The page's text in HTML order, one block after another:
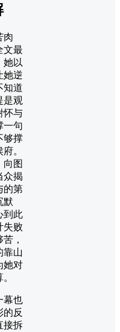
肉
文最
她以
她逆
知道
是观
怀与
一句
够撑
。
向图
众揭
的第
默
此
失败
，
靠山
她对
幕也
的反
接拆